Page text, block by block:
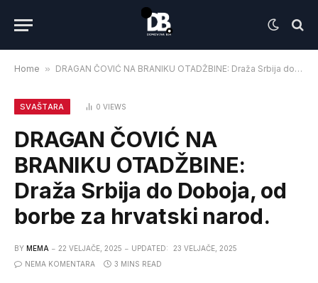
Home » DRAGAN ČOVIĆ NA BRANIKU OTADŽBINE: Draža Srbija do Doboja, od borbe za hrvatski narod.
SVAŠTARA 0 VIEWS
DRAGAN ČOVIĆ NA
BRANIKU OTADŽBINE:
Draža Srbija do Doboja, od
borbe za hrvatski narod.
BY MEMA 22 VELJAČE, 2025 UPDATED:
23 VELJAČE, 2025
NEMA KOMENTARA
3 MINS READ